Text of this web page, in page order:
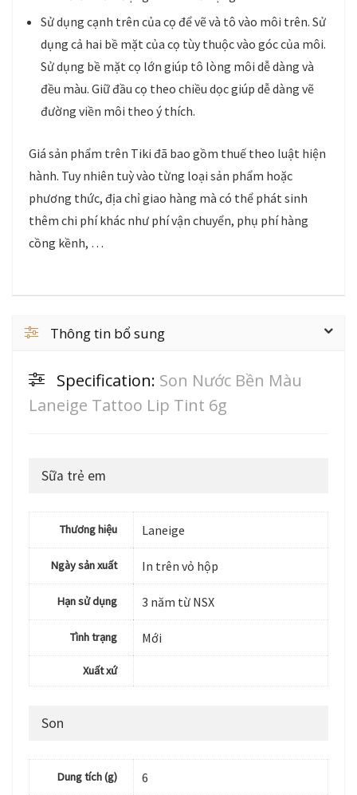
Sử dụng cạnh trên của cọ để vẽ và tô vào môi trên. Sử
dụng cả hai bề mặt của cọ tùy thuộc vào góc của môi.
Sử dụng bề mặt cọ lớn giúp tô lòng môi dễ dàng và
đều màu. Giữ đầu cọ theo chiều dọc giúp dễ dàng vẽ
đường viền môi theo ý thích.
Giá sản phẩm trên Tiki đã bao gồm thuế theo luật hiện
hành. Tuy nhiên tuỳ vào từng loại sản phẩm hoặc
phương thức, địa chỉ giao hàng mà có thể phát sinh
thêm chi phí khác như phí vận chuyển, phụ phí hàng
cồng kềnh, …
Thông tin bổ sung
Specification: Son Nước Bền Màu
Laneige Tattoo Lip Tint 6g
Sữa trẻ em
Thương hiệu Laneige
Ngày sản xuất In trên vỏ hộp
Hạn sử dụng 3 năm từ NSX
Tình trạng Mới
Xuất xứ
Son
Dung tích (g) 6